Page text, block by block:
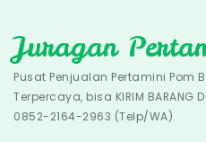
to
content
Juragan
Pusat Penjualan Pertamini Pom
Terpercaya, bisa KIRIM BARANG
0852-2164-2963 (Telp/WA).